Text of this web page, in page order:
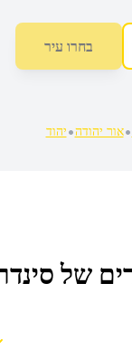
בחרו עיר
•אור יהודה•יהוד
של